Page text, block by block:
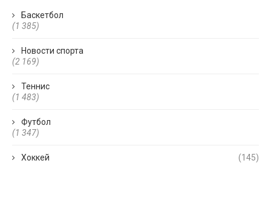
Баскетбол
(1 385)
Новости спорта
(2 169)
Теннис
(1 483)
Футбол
(1 347)
Хоккей (145)